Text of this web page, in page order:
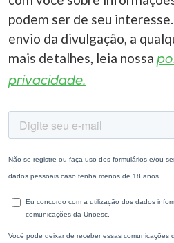
podem ser de seu
envio da divulgação, a
mais detalhes, leia nossa
privacidade.